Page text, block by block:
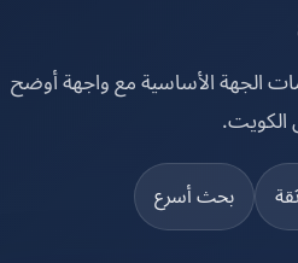
الأساسية مع واجهة أوضح
بحث أسرع